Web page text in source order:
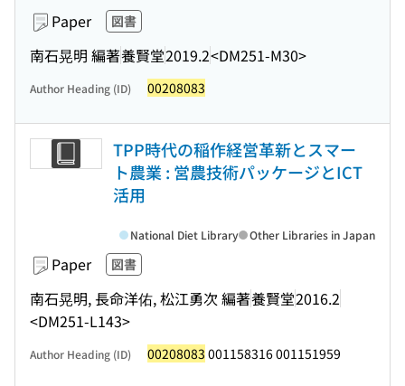
Paper 図書
南石晃明 編著養賢堂2019.2<DM251-M30>
Author Heading (ID) 00208083
TPP時代の稲作経営革新とスマー
ト農業 : 営農技術パッケージとICT
活用
Paper 図書
南石晃明, 長命洋佑, 松江勇次 編著養賢堂2016.2
<DM251-L143>
National Diet Library Other Libraries in Japan
Author Heading (ID) 00208083 001158316 001151959